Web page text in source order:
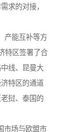
求的对接，
产能互补等方
特区签署了合
线、昆曼大
特区的通道
挝、泰国的
市场与欧盟市